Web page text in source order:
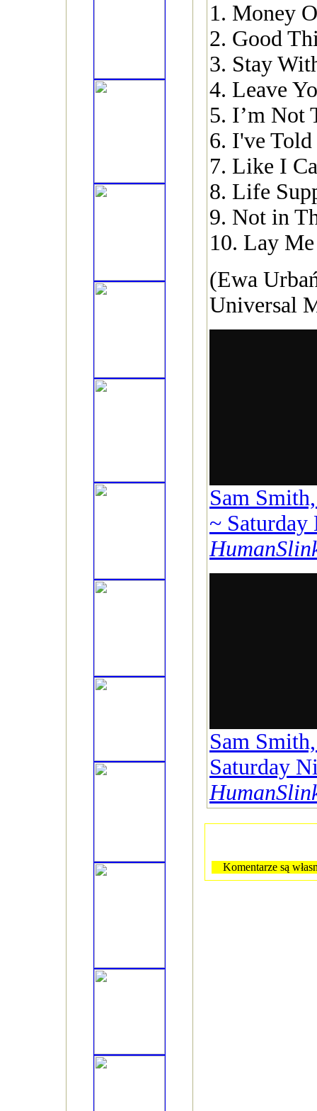
1. Money
2. Good
3. Stay
4. Leave
5. I’m Not
6. I've
7. Like I
8. Life
9. Not in
10. Lay
(Ewa
Universal
Sam
~
Sam
Saturday
Komentarze są